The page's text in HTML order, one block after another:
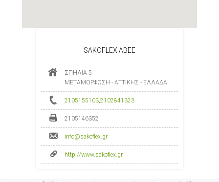
SAKOFLEX ABEE
ΣΠΗΛΙΑ 5
ΜΕΤΑΜΟΡΦΩΣΗ - ΑΤΤΙΚΗΣ - ΕΛΛΑΔΑ
2105155103,2102841323
2105146352
info@sakoflex.gr
http://www.sakoflex.gr